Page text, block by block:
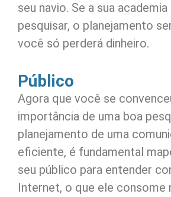
seu navio. Se a sua
pesquisar, o planejamento
você só perderá dinheiro.
Público
Agora que você se
importância de uma boa
planejamento de uma
eficiente, é fundamental
seu público para entender
Internet, o que ele consome